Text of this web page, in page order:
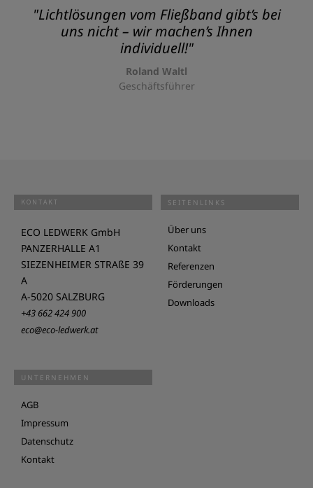
"Lichtlösungen vom Fließband gibt’s bei
uns nicht – wir machen’s Ihnen
individuell!"
Roland Waltl
Geschäftsführer
KONTAKT
ECO LEDWERK GmbH
PANZERHALLE A1
SIEZENHEIMER STRAßE 39
A
A-5020 SALZBURG
+43 662 424 900
eco@eco-ledwerk.at
SEITENLINKS
Über uns
Kontakt
Referenzen
Förderungen
Downloads
UNTERNEHMEN
AGB
Impressum
Datenschutz
Kontakt